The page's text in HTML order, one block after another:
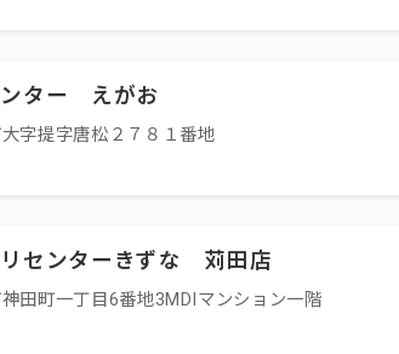
ンター えがお
字提字唐松２７８１番地
センターきずな 苅田店
田町一丁目6番地3MDIマンション一階